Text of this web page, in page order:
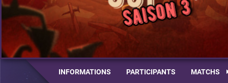
INFORMATIONS PARTICIPANTS MATCHS